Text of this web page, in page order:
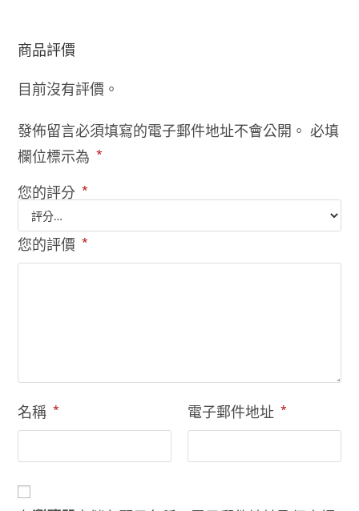
商品評價
目前沒有評價。
發佈留言必須填寫的電子郵件地址不會公開。 必填
欄位標示為 *
您的評分 *
您的評價 *
名稱 * 電子郵件地址 *